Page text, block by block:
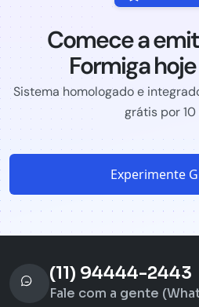
Comece a
Formiga
Sistema homologado e
grátis por 10
Experimente
(11) 94444-2443
Fale com a gente